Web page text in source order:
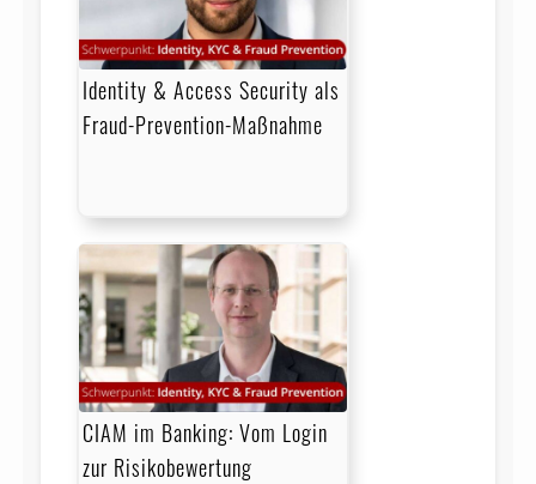
Identity & Access Security als
Fraud-Prevention-Maßnahme
CIAM im Banking: Vom Login
zur Risikobewertung